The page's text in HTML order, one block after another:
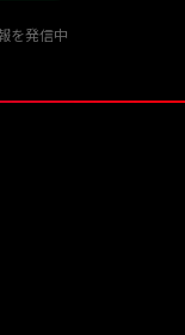
を発信中